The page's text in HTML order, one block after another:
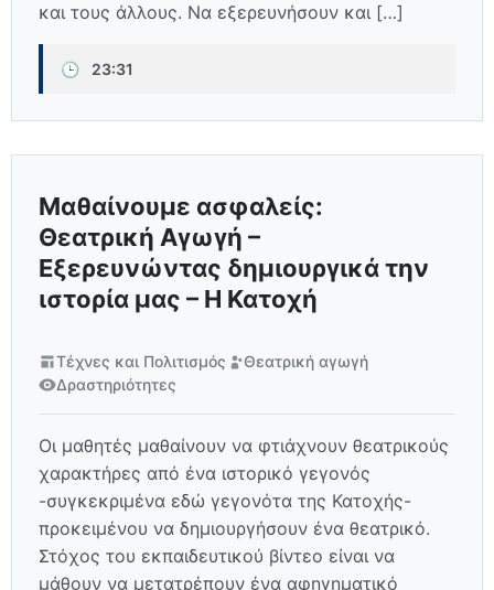
και τους άλλους. Να εξερευνήσουν και […]
🕒 23:31
Μαθαίνουμε ασφαλείς:
Θεατρική Αγωγή –
Εξερευνώντας δημιουργικά την
ιστορία μας – Η Κατοχή
Τέχνες και Πολιτισμός
Θεατρική αγωγή
Δραστηριότητες
Οι μαθητές μαθαίνουν να φτιάχνουν θεατρικούς
χαρακτήρες από ένα ιστορικό γεγονός
-συγκεκριμένα εδώ γεγονότα της Κατοχής-
προκειμένου να δημιουργήσουν ένα θεατρικό.
Στόχος του εκπαιδευτικού βίντεο είναι να
μάθουν να μετατρέπουν ένα αφηγηματικό